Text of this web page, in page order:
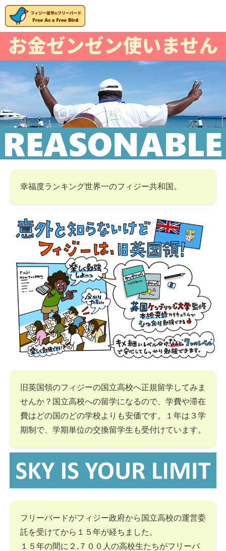
幸福度ランキング世界一のフィジー共和国。
旧英国領のフィジーの国立高校へ正規留学してみま
せんか？国立高校への留学になるので、学費や滞在
費はどの国のどの学校よりも安価です。１年は３学
期制で、学期単位の交換留学生も受付けています。
フリーバードがフィジー政府から国立高校の運営委
託を受けてから１５年が経ちました。
１５年の間に２,７００人の高校生たちがフリーバ